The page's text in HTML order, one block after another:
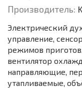
Производитель:
Электрический
управление,
режимов
вентилятор
направляющие,
утапливаемые,